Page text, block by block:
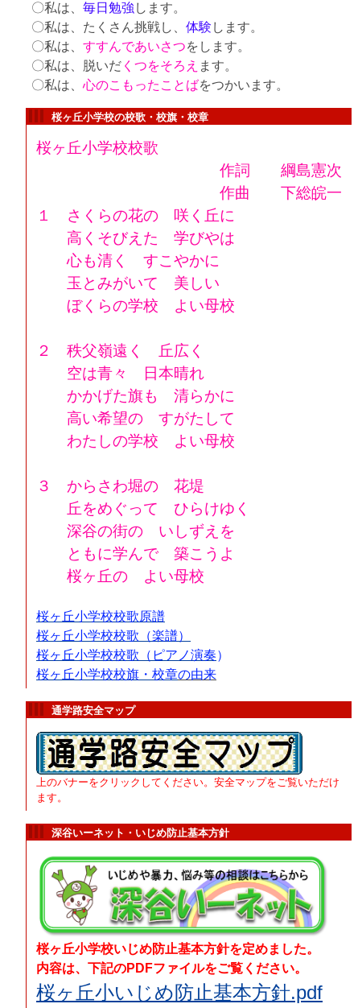
〇私は、 毎日勉強 します。
〇私は、たくさん挑戦し、 体験 します。
〇私は、 すすんであいさつをします。
〇私は、脱いだ くつをそろえ ます。
〇私は、 心のこもった ことばをつかいます。
桜ヶ丘小学校の校歌・校旗・校章
桜ヶ丘小学校校歌
作詞 綱島憲次
作曲 下総皖一
１ さくらの花の 咲く丘に
高くそびえた 学びやは
心も清く すこやかに
玉とみがいて 美しい
ぼくらの学校 よい母校
２ 秩父嶺遠く 丘広く
空は青々 日本晴れ
かかげた旗も 清らかに
高い希望の すがたして
わたしの学校 よい母校
３ からさわ堀の 花堤
丘をめぐって ひらけゆく
深谷の街の いしずえを
ともに学んで 築こうよ
桜ヶ丘の よい母校
桜ヶ丘小学校校歌原譜
桜ヶ丘小学校校歌（楽譜）
桜ヶ丘小学校校歌（ピアノ演奏）
桜ヶ丘小学校校旗・校章の由来
通学路安全マップ
上のバナーをクリックしてください。安全マップをご覧いただけ
ます。
深谷いーネット・いじめ防止基本方針
桜ヶ丘小学校いじめ防止基本方針を定めました。
内容は、下記のPDFファイルをご覧ください。
桜ヶ丘小いじめ防止基本方針.pdf